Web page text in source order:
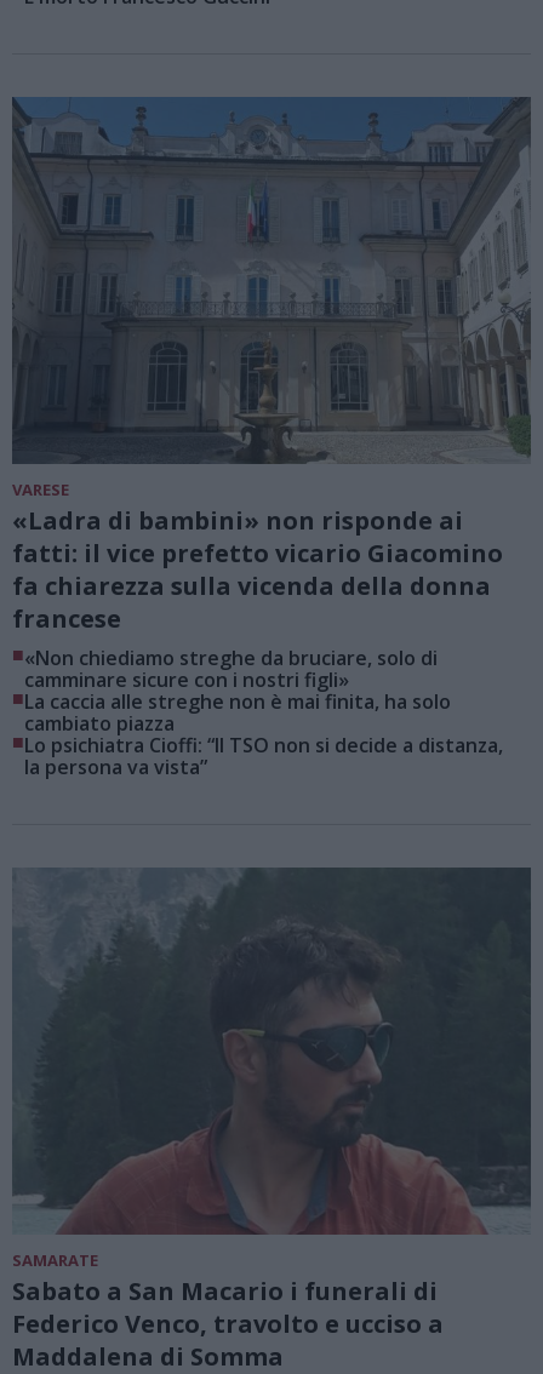
VARESE
«Ladra di bambini» non risponde ai
fatti: il vice prefetto vicario Giacomino
fa chiarezza sulla vicenda della donna
francese
■«Non chiediamo streghe da bruciare, solo di
camminare sicure con i nostri figli»
■La caccia alle streghe non è mai finita, ha solo
cambiato piazza
■Lo psichiatra Cioffi: “Il TSO non si decide a distanza,
la persona va vista”
SAMARATE
Sabato a San Macario i funerali di
Federico Venco, travolto e ucciso a
Maddalena di Somma